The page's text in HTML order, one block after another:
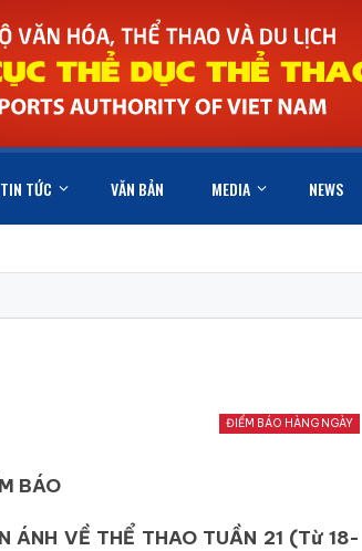
TIN TỨC VĂN BẢN MEDIA NEWS
ĐIỂM BÁO HÀNG NGÀY
THỂ THAO TUẦN 21 (Từ 18-